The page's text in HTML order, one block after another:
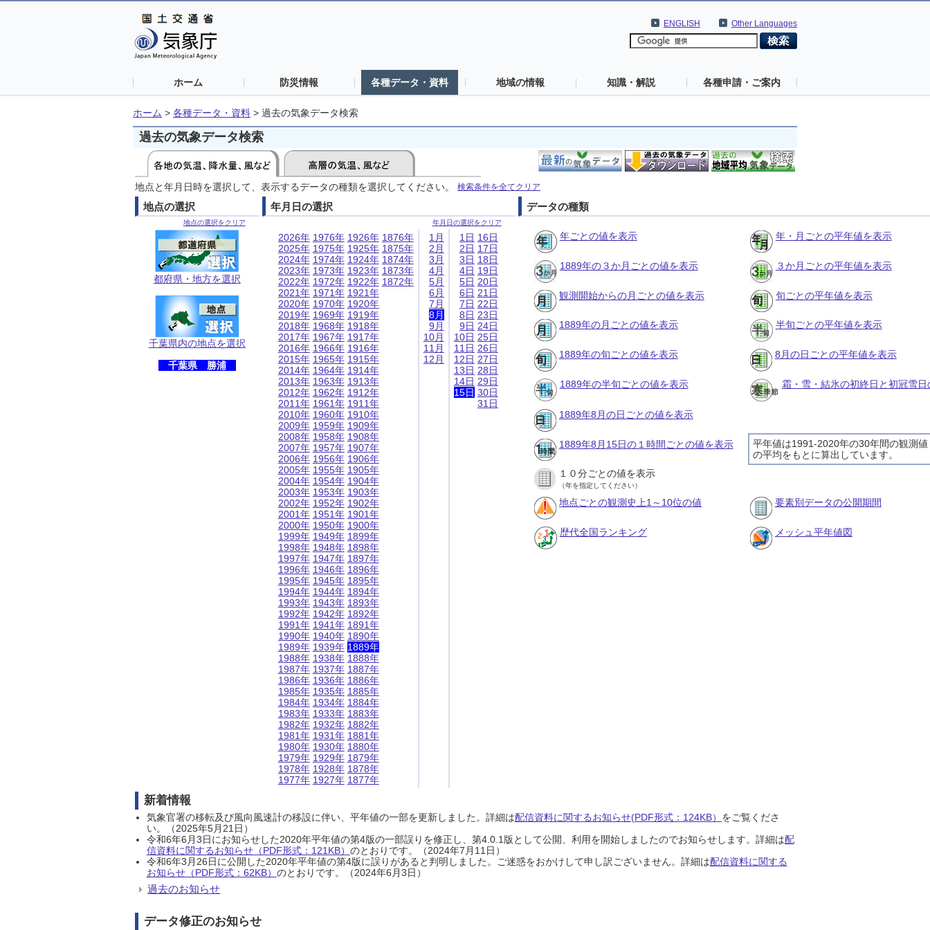
Other Languages
ENGLISH
ホーム 防災情報 各種データ・資料 地域の情報 知識・解説 各種申請・ご案内
ホーム > 各種データ・資料 > 過去の気象データ検索
過去の気象データ検索
地点と年月日時を選択して、表示するデータの種類を選択してください。 検索条件を全てクリア
地点の選択
地点の選択をクリア
都府県・地方を選択
千葉県内の地点を選択
千葉県 勝浦
年月日の選択
年月日の選択をクリア
2026年
2025年
2024年
2023年
2022年
2021年
2020年
2019年
2018年
2017年
2016年
2015年
2014年
2013年
2012年
2011年
2010年
2009年
2008年
2007年
2006年
2005年
2004年
2003年
2002年
2001年
2000年
1999年
1998年
1997年
1996年
1995年
1994年
1993年
1992年
1991年
1990年
1989年
1988年
1987年
1986年
1985年
1984年
1983年
1982年
1981年
1980年
1979年
1978年
1977年
1976年
1975年
1974年
1973年
1972年
1971年
1970年
1969年
1968年
1967年
1966年
1965年
1964年
1963年
1962年
1961年
1960年
1959年
1958年
1957年
1956年
1955年
1954年
1953年
1952年
1951年
1950年
1949年
1948年
1947年
1946年
1945年
1944年
1943年
1942年
1941年
1940年
1939年
1938年
1937年
1936年
1935年
1934年
1933年
1932年
1931年
1930年
1929年
1928年
1927年
1926年
1925年
1924年
1923年
1922年
1921年
1920年
1919年
1918年
1917年
1916年
1915年
1914年
1913年
1912年
1911年
1910年
1909年
1908年
1907年
1906年
1905年
1904年
1903年
1902年
1901年
1900年
1899年
1898年
1897年
1896年
1895年
1894年
1893年
1892年
1891年
1890年
1889年
1888年
1887年
1886年
1885年
1884年
1883年
1882年
1881年
1880年
1879年
1878年
1877年
1876年
1875年
1874年
1873年
1872年
1月
2月
3月
4月
5月
6月
7月
8月
9月
10月
11月
12月
1日
2日
3日
4日
5日
6日
7日
8日
9日
10日
11日
12日
13日
14日
15日
16日
17日
18日
19日
20日
21日
22日
23日
24日
25日
26日
27日
28日
29日
30日
31日
データの種類
年ごとの値を表示 年・月ごとの平年値を表示
1889年の３か月ごとの値を表示 ３か月ごとの平年値を表示
観測開始からの月ごとの値を表示 旬ごとの平年値を表示
1889年の月ごとの値を表示 半旬ごとの平年値を表示
1889年の旬ごとの値を表示 8月の日ごとの平年値を表示
1889年の半旬ごとの値を表示 霜・雪・結氷の初終日と初冠雪
1889年8月の日ごとの値を表示
平年値は1991-2020年の30年間の観測値
の平均をもとに算出しています。
1889年8月15日の１時間ごとの値を表示
１０分ごとの値を表示
（年を指定してください）
地点ごとの観測史上1～10位の値 要素別データの公開期間
歴代全国ランキング メッシュ平年値図
新着情報
気象官署の移転及び風向風速計の移設に伴い、平年値の一部を更新しました。詳細は配信資料に関するお知らせ(PDF形式：124KB） をご覧くださ
い。（2025年5月21日）
令和6年6月3日にお知らせした2020年平年値の第4版の一部誤りを修正し、第4.0.1版として公開、利用を開始しましたのでお知らせします。詳細は配
信資料に関するお知らせ（PDF形式：121KB） のとおりです。（2024年7月11日）
令和6年3月26日に公開した2020年平年値の第4版に誤りがあると判明しました。ご迷惑をおかけして申し訳ございません。詳細は配信資料に関する
お知らせ（PDF形式：62KB） のとおりです。（2024年6月3日）
過去のお知らせ
データ修正のお知らせ